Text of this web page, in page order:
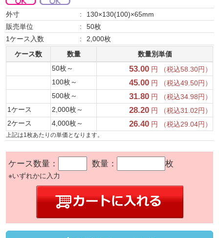
外寸 :
130×130(100)×65mm
販売単位
:
50枚
1ケース入数
:
2,000枚
ケース数
数量
数量別単価
50枚～
53.00 円 （税込58.30円）
100枚～
45.00 円 （税込49.50円）
500枚～
31.80 円 （税込34.98円）
1ケース
2,000枚～ 28.20 円 （税込31.02円）
2ケース
4,000枚～ 26.40 円 （税込29.04円）
上記は1枚あたりの単価となります。
ケース数量： 数量： 枚
※いずれかに入力